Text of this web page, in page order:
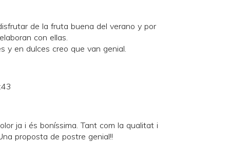
de la fruta buena del verano y por
con ellas.
y en dulces creo que van genial.
ja i és boníssima. Tant com la qualitat i
proposta de postre genial!!